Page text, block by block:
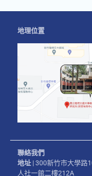
地理位置
聯絡我們
地址 | 300新竹市大學路
人社一館二樓212A